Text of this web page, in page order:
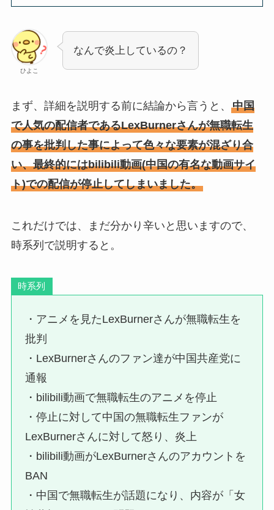
ひよこ
なんで炎上しているの？
まず、詳細を説明する前に結論から言うと、 中国
で人気の配信者であるLexBurnerさんが無職転生
の事を批判した事によって色々な要素が混ざり合
い、最終的にはbilibili動画(中国の有名な動画サイ
ト)での配信が停止してしまいました。
これだけでは、まだ分かり辛いと思いますので、
時系列で説明すると。
時系列
・アニメを見たLexBurnerさんが無職転生を
批判
・LexBurnerさんのファン達が中国共産党に
通報
・bilibili動画で無職転生のアニメを停止
・停止に対して中国の無職転生ファンが
LexBurnerさんに対して怒り、炎上
・bilibili動画がLexBurnerさんのアカウントを
BAN
・中国で無職転生が話題になり、内容が「女